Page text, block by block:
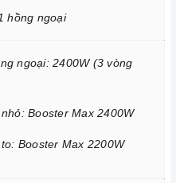
hiện đại
trường hợp trẻ nghịch
chương trình nấu gây nguy
hồng ngoại
ngoại: 2400W (3 vòng
Booster Max 2400W
Booster Max 2200W